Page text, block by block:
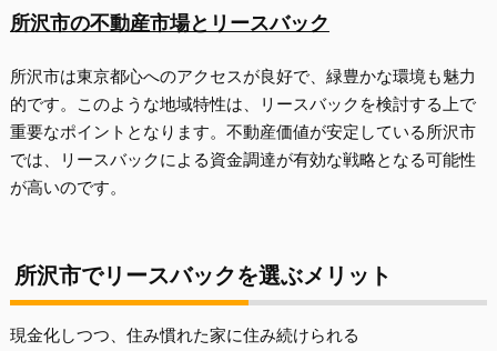
所沢市の不動産市場とリースバック
所沢市は東京都心へのアクセスが良好で、緑豊かな環境も魅力
的です。このような地域特性は、リースバックを検討する上で
重要なポイントとなります。不動産価値が安定している所沢市
では、リースバックによる資金調達が有効な戦略となる可能性
が高いのです。
所沢市でリースバックを選ぶメリット
現金化しつつ、住み慣れた家に住み続けられる